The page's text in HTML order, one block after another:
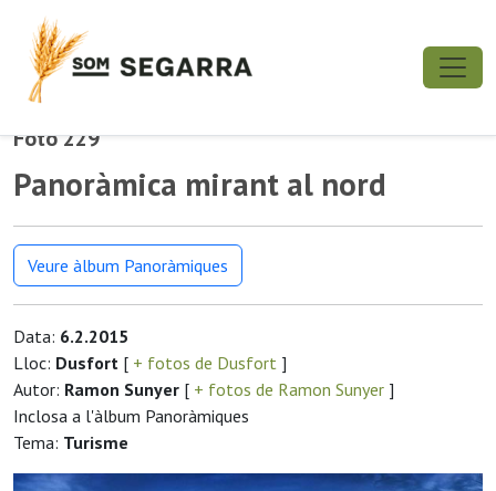
Foto 229
Panoràmica mirant al nord
Veure àlbum Panoràmiques
Data: 6.2.2015
Lloc: Dusfort [ + fotos de Dusfort ]
Autor: Ramon Sunyer [ + fotos de Ramon Sunyer ]
Inclosa a l'àlbum Panoràmiques
Tema: Turisme